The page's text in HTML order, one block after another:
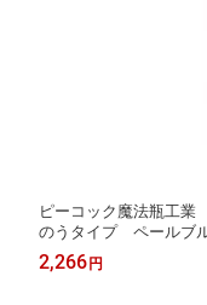
ピーコック魔法瓶工
のうタイプ ペールブ
2,266 円